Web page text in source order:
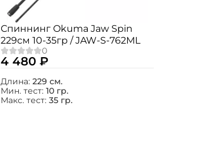
Спиннинг Okuma Jaw Spin
229см 10-35гр / JAW-S-762ML
4 480 ₽
Длина: 229 см.
Мин. тест: 10 гр.
Макс. тест: 35 гр.